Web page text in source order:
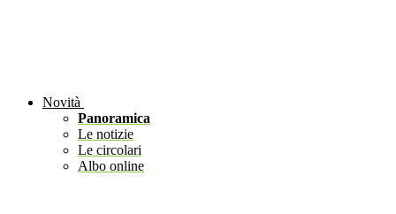
Novità
Panoramica
Le notizie
Le circolari
Albo online